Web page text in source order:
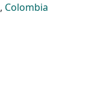
, Colombia